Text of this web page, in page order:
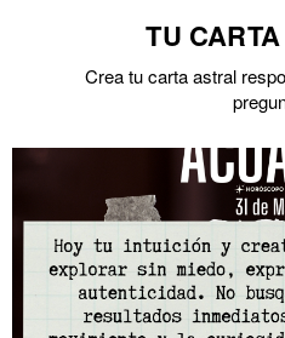
TU
Crea tu carta astral